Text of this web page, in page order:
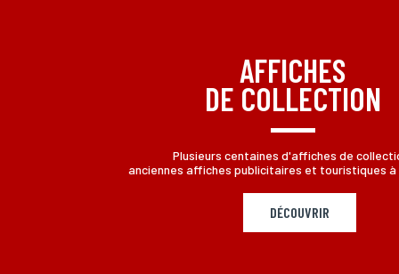
AFFICHES
DE COLLECTION
Plusieurs centaines d'affiches de
anciennes affiches publicitaires et touristiques à
DÉCOUVRIR